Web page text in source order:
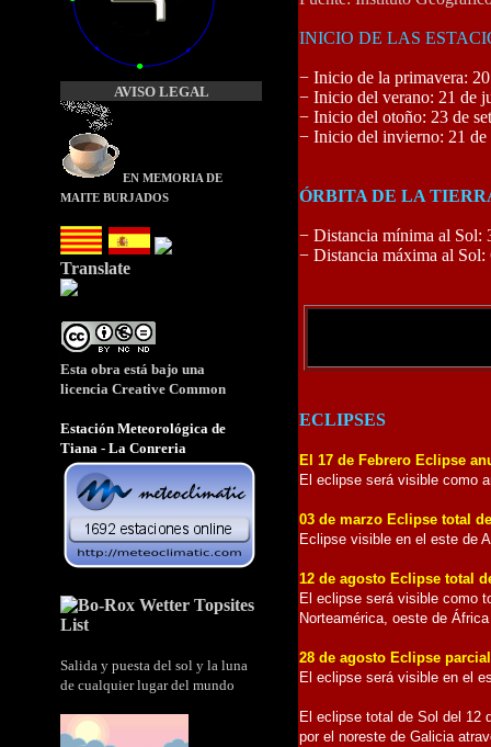
INICIO DE LAS
− Inicio de la primavera:
− Inicio del verano: 21 de
− Inicio del otoño: 23 de
− Inicio del invierno: 21 de
ÓRBITA DE LA
− Distancia mínima al Sol:
− Distancia máxima al
ECLIPSES
El 17 de Febrero Eclipse
El eclipse será visible como
03 de marzo Eclipse total
Eclipse visible en el este de
12 de agosto Eclipse total
El eclipse será visible como
Norteamérica, oeste de
28 de agosto Eclipse
El eclipse será visible en el
El eclipse total de Sol del 12
por el noreste de Galicia
AVISO LEGAL
EN MEMORIA DE
MAITE BURJADOS
Translate
Esta obra está bajo una
licencia Creative Common
Estación Meteorológica de
Tiana - La Conreria
Salida y puesta del sol y la luna
de cualquier lugar del mundo